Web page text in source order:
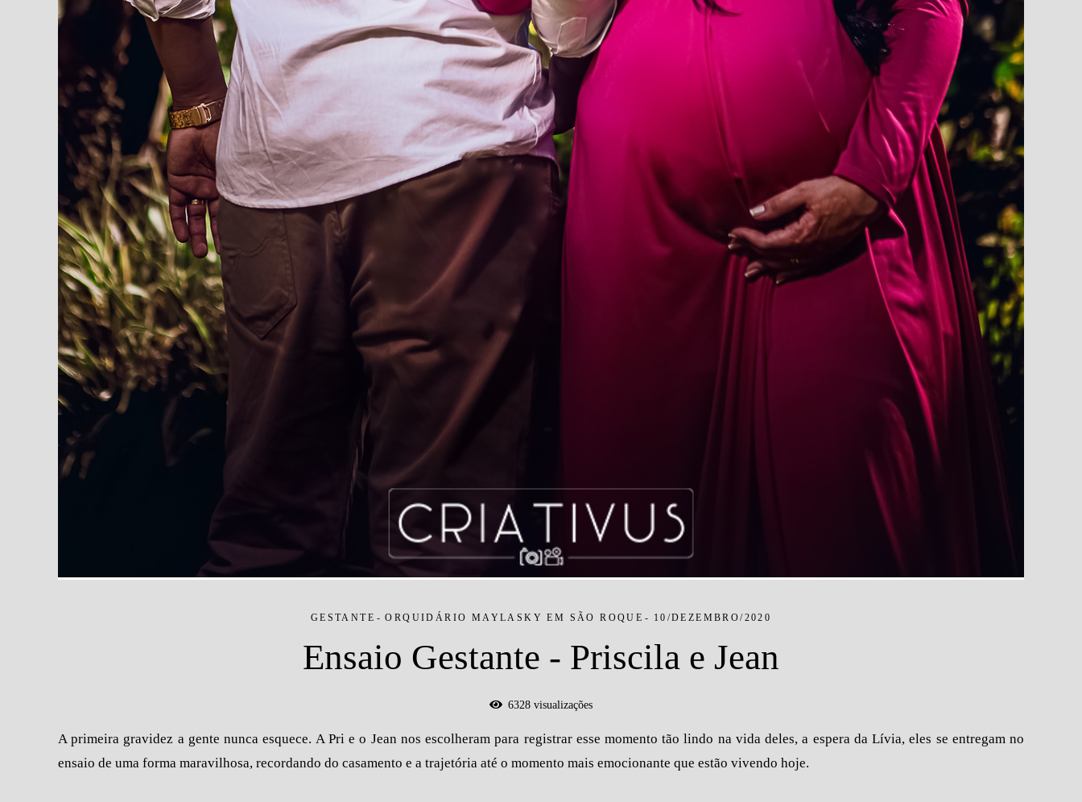
GESTANTE ORQUIDÁRIO MAYLASKY EM SÃO ROQUE 10/DEZEMBRO/2020
Ensaio Gestante - Priscila e Jean
6328 visualizações
A primeira gravidez a gente nunca esquece. A Pri e o Jean nos escolheram para registrar esse momento tão lindo na vida deles, a espera da Lívia, eles se entregam no
ensaio de uma forma maravilhosa, recordando do casamento e a trajetória até o momento mais emocionante que estão vivendo hoje.